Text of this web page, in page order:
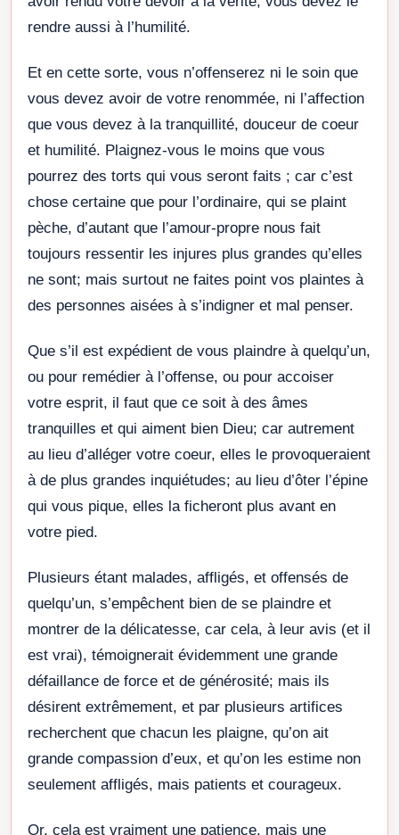
rendre aussi à l’humilité.
Et en cette sorte, vous n’offenserez ni le soin que
vous devez avoir de votre renommée, ni l’affection
que vous devez à la tranquillité, douceur de coeur
et humilité. Plaignez-vous le moins que vous
pourrez des torts qui vous seront faits ; car c’est
chose certaine que pour l’ordinaire, qui se plaint
pèche, d’autant que l’amour-propre nous fait
toujours ressentir les injures plus grandes qu’elles
ne sont; mais surtout ne faites point vos plaintes à
des personnes aisées à s’indigner et mal penser.
Que s’il est expédient de vous plaindre à quelqu’un,
ou pour remédier à l’offense, ou pour accoiser
votre esprit, il faut que ce soit à des âmes
tranquilles et qui aiment bien Dieu; car autrement
au lieu d’alléger votre coeur, elles le provoqueraient
à de plus grandes inquiétudes; au lieu d’ôter l’épine
qui vous pique, elles la ficheront plus avant en
votre pied.
Plusieurs étant malades, affligés, et offensés de
quelqu’un, s’empêchent bien de se plaindre et
montrer de la délicatesse, car cela, à leur avis (et il
est vrai), témoignerait évidemment une grande
défaillance de force et de générosité; mais ils
désirent extrêmement, et par plusieurs artifices
recherchent que chacun les plaigne, qu’on ait
grande compassion d’eux, et qu’on les estime non
seulement affligés, mais patients et courageux.
Or, cela est vraiment une patience, mais une